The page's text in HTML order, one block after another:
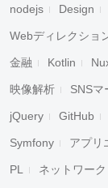
nodejs Design
Webディレクショ
金融 Kotlin
映像解析 SNSマ
jQuery GitHub
Symfony アプリ
PL ネットワーク